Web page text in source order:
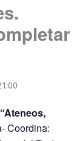
“Ateneos,
Coordina: